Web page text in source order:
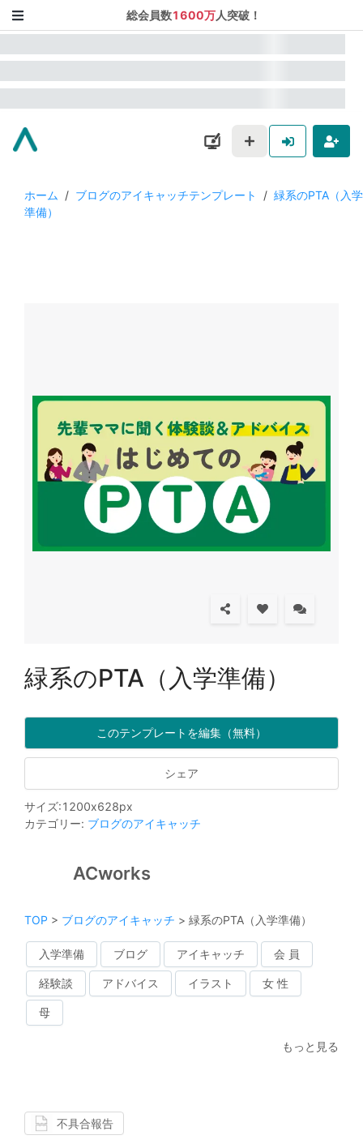
総会員数1600万人突破！
ホーム / ブログのアイキャッチテンプレート / 緑系のPTA（入学
準備）
緑系のPTA（入学準備）
このテンプレートを編集（無料）
シェア
サイズ:1200x628px
カテゴリー: ブログのアイキャッチ
ACworks
TOP > ブログのアイキャッチ > 緑系のPTA（入学準備）
入学準備 ブログ アイキャッチ 会 員
経験談 アドバイス イラスト 女 性
母
もっと見る
不具合報告